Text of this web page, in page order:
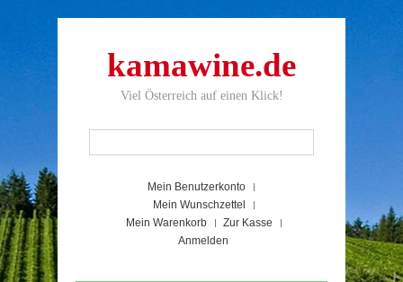
kamawine.de
Viel Österreich auf einen Klick!
Mein Benutzerkonto
Mein Wunschzettel
Mein Warenkorb
Zur Kasse
Anmelden